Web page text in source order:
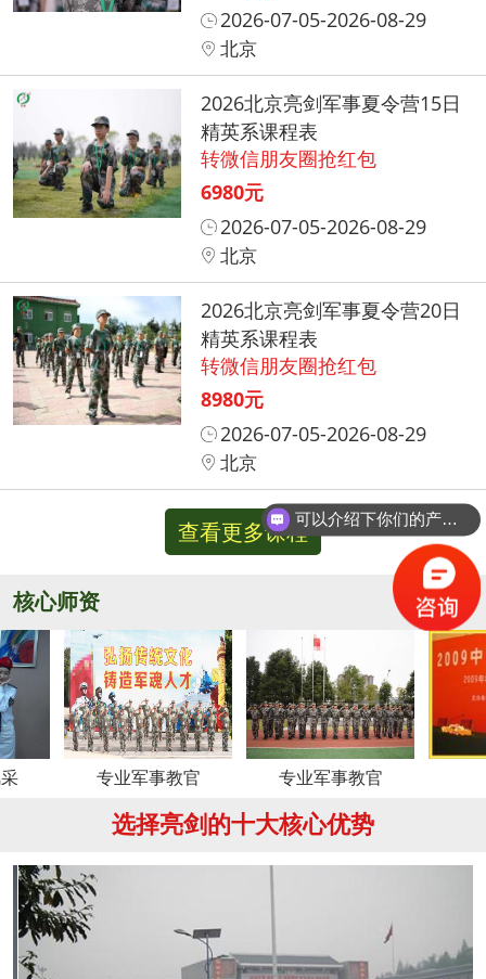
2026-07-05-2026-08-29
北京
2026北京亮剑军事夏令营15日
精英系课程表
转微信朋友圈抢红包
6980元
2026-07-05-2026-08-29
北京
2026北京亮剑军事夏令营20日
精英系课程表
转微信朋友圈抢红包
8980元
2026-07-05-2026-08-29
北京
查看更多课程
核心师资 更多
专业军事教官 专业军事教官
选择亮剑的十大核心优势
你们是怎么收费的呢？